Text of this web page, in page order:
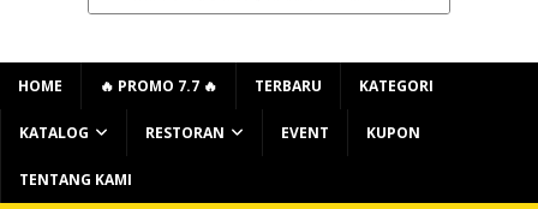
HOME 🔥 PROMO 7.7 🔥 TERBARU KATEGORI
KATALOG RESTORAN EVENT KUPON
TENTANG KAMI